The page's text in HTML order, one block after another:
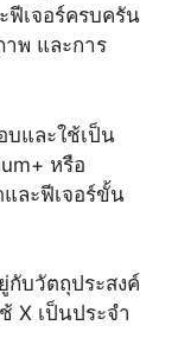
ฟีเจอร์ครบครัน
พ และการ
บและใช้เป็น
หรือ
และฟีเจอร์ขั้น
กับวัตถุประสงค์
X เป็นประจำ